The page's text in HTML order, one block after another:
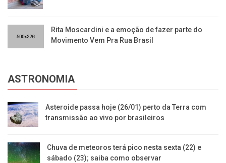
Rita Moscardini e a emoção de fazer parte do
Movimento Vem Pra Rua Brasil
ASTRONOMIA
Asteroide passa hoje (26/01) perto da Terra com
transmissão ao vivo por brasileiros
Chuva de meteoros terá pico nesta sexta (22) e
sábado (23); saiba como observar